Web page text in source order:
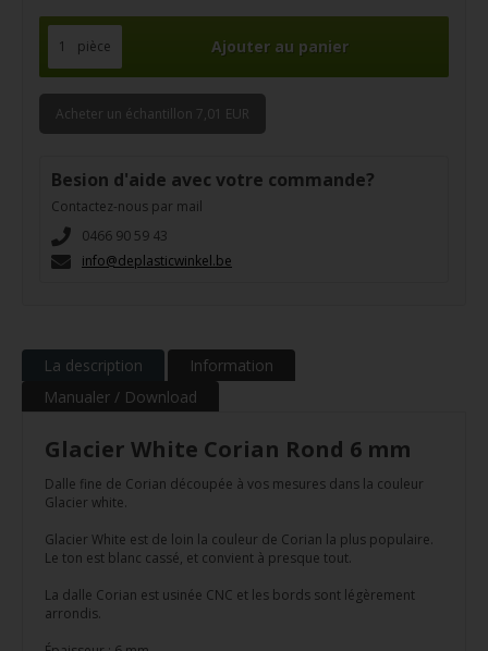
pièce
Acheter un échantillon 7,01 EUR
Besion d'aide avec votre commande?
Contactez-nous par mail
0466 90 59 43
info@deplasticwinkel.be
La description
Information
Manualer / Download
Glacier White Corian Rond 6 mm
Dalle fine de Corian découpée à vos mesures dans la couleur
Glacier white.
Glacier White est de loin la couleur de Corian la plus populaire.
Le ton est blanc cassé, et convient à presque tout.
La dalle Corian est usinée CNC et les bords sont légèrement
arrondis.